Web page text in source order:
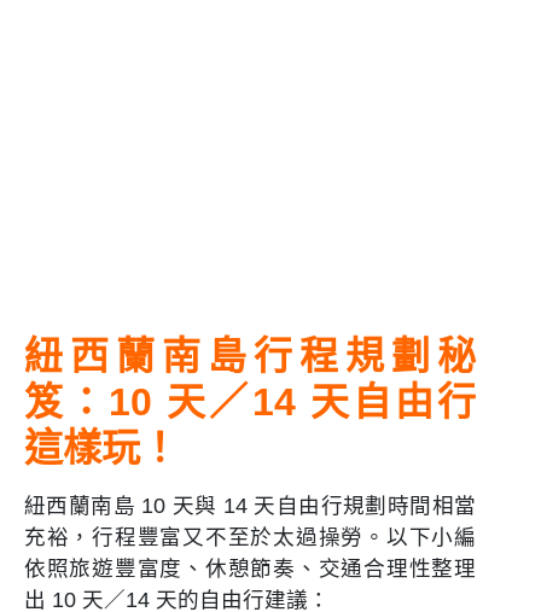
紐西蘭南島行程規劃秘
笈：10 天／14 天自由行
這樣玩！
紐西蘭南島 10 天與 14 天自由行規劃時間相當
充裕，行程豐富又不至於太過操勞。以下小編
依照旅遊豐富度、休憩節奏、交通合理性整理
出 10 天／14 天的自由行建議：